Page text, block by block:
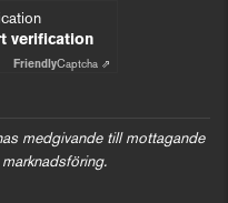
verification
FriendlyCaptcha ⇗
medgivande till mottagande